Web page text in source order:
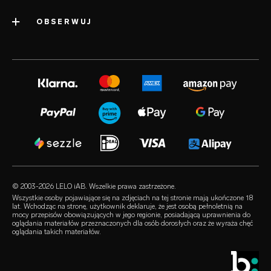
polityka dotycząca plików cookie
regulamin
sprzedawcy
gwarancja rozszerzona
satisfaction guarantee
regulatory compliance
FAQ – pytania ogólne
FAQ – pytania dot. kupowania
FAQ – pytania dot. produktów
environmental labels
bądźmy w kontakcie
wyszukiwarka sklepów
kategorie
zabawki erotyczne dla mężczyzn
zabawki erotyczne dla par
luksusowe zabawki erotyczne
akcesoria erotyczne
prezerwatywy
OBSERWUJ
facebook
audio erotica
© 2003-2026 LELO iAB. Wszelkie prawa zastrzeżone.
Wszystkie osoby pojawiające się na zdjęciach na tej stronie mają ukończone 18
lat. Wchodząc na stronę, użytkownik deklaruje, że jest osobą pełnoletnią na
mocy przepisów obowiązujących w jego regionie, posiadającą uprawnienia do
oglądania materiałów przeznaczonych dla osób dorosłych oraz że wyraża chęć
oglądania takich materiałów.